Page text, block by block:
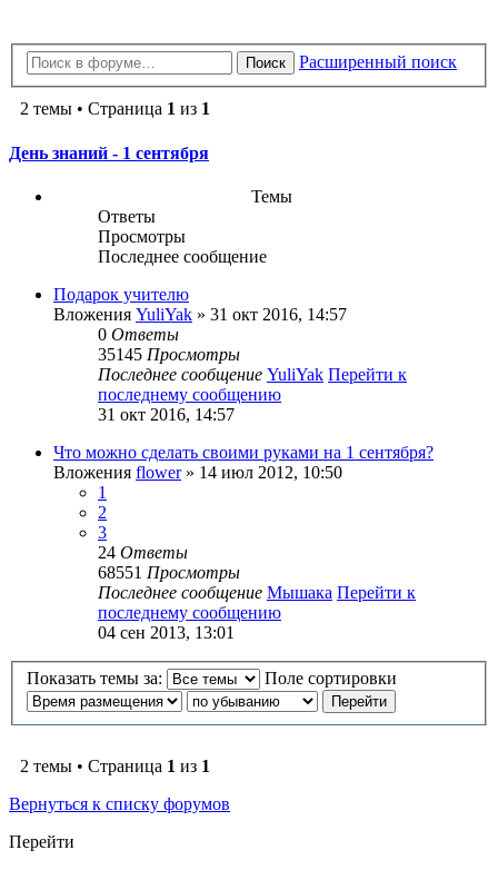
Поиск Расширенный поиск
2 темы • Страница 1 из 1
День знаний - 1 сентября
Темы
Ответы
Просмотры
Последнее сообщение
Подарок учителю
Вложения YuliYak » 31 окт 2016, 14:57
0 Ответы
35145 Просмотры
Последнее сообщение YuliYak Перейти к
последнему сообщению
31 окт 2016, 14:57
Что можно сделать своими руками на 1 сентября?
Вложения flower» 14 июл 2012, 10:50
1
2
3
24 Ответы
68551 Просмотры
Последнее сообщение Мышака Перейти к
последнему сообщению
04 сен 2013, 13:01
Показать темы за: Поле сортировки
2 темы • Страница 1 из 1
Вернуться к списку форумов
Перейти